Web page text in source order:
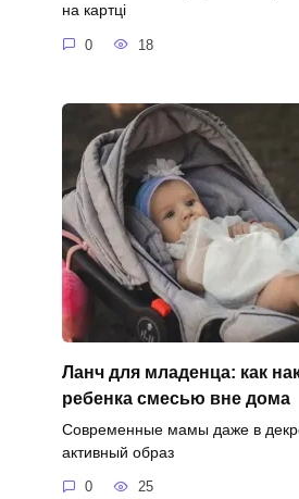
на картці
0 18
Ланч для младенца: как
ребенка смесью вне дома
Современные мамы даже в
активный образ
0 25